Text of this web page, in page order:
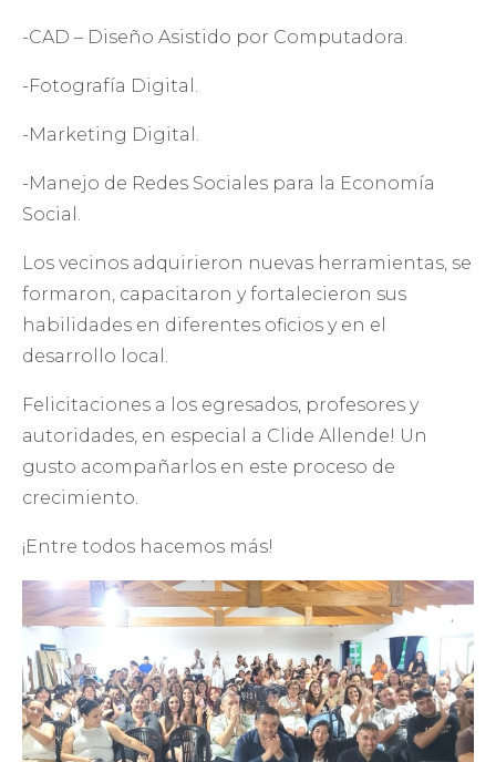
-CAD – Diseño Asistido por Computadora.
-Fotografía Digital.
-Marketing Digital.
-Manejo de Redes Sociales para la Economía
Social.
Los vecinos adquirieron nuevas herramientas, se
formaron, capacitaron y fortalecieron sus
habilidades en diferentes oficios y en el
desarrollo local.
Felicitaciones a los egresados, profesores y
autoridades, en especial a Clide Allende! Un
gusto acompañarlos en este proceso de
crecimiento.
¡Entre todos hacemos más!